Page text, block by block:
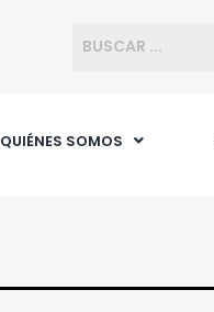
QUIÉNES SOMOS